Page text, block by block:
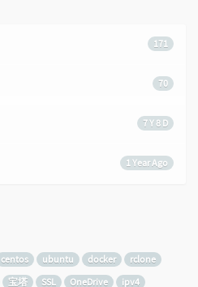
171
70
7 Y 8 D
1 Year Ago
centos ubuntu docker
rclone
宝塔 SSL OneDrive ipv4